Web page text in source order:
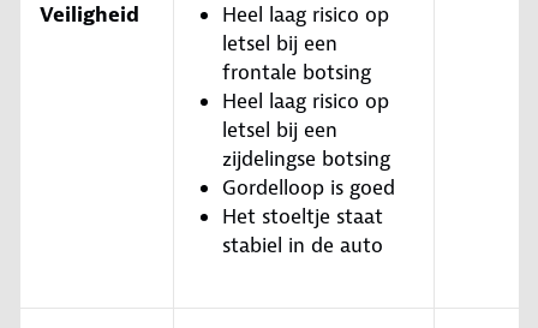
Veiligheid
Heel laag risico op
letsel bij een
frontale botsing
Heel laag risico op
letsel bij een
zijdelingse botsing
Gordelloop is goed
Het stoeltje staat
stabiel in de auto